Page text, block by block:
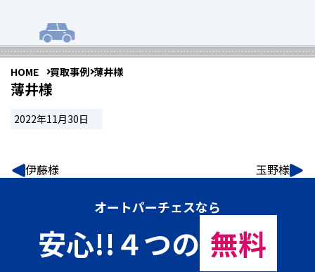
HOME 買取事例 薄井様
薄井様
2022年11月30日
伊藤様 玉野様
オートパーチェスなら
安心!!４つの 無料